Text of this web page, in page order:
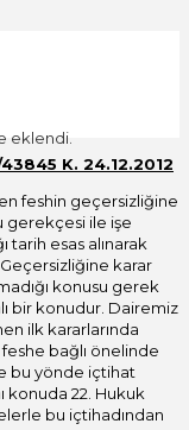
eklendi.
K. 24.12.2012
feshin geçersizliğine
gerekçesi ile işe
tarih esas alınarak
karar
konusu gerek
bir konudur. Dairemiz
ilk kararlarında
bağlı önelinde
bu yönde içtihat
konuda 22. Hukuk
bu içtihadından